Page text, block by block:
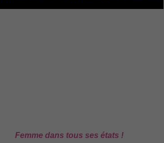
Femme dans tous ses états !